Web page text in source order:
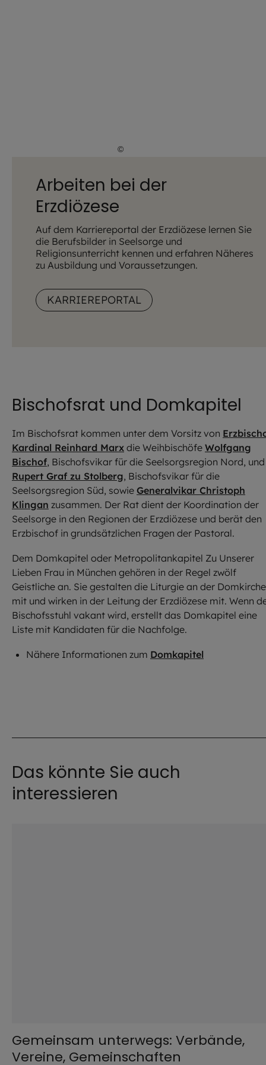
©
Arbeiten bei der
Erzdiözese
Auf dem Karriereportal der Erzdiözese lernen Sie
die Berufsbilder in Seelsorge und
Religionsunterricht kennen und erfahren Näheres
zu Ausbildung und Voraussetzungen.
KARRIEREPORTAL
Bischofsrat und Domkapitel
Im Bischofsrat kommen unter dem Vorsitz von
Kardinal Reinhard Marx die Weihbischöfe Wolfgang
Bischof, Bischofsvikar für die Seelsorgsregion Nord, und
Rupert Graf zu Stolberg, Bischofsvikar für die
Seelsorgsregion Süd, sowie Generalvikar Christoph
Klingan zusammen. Der Rat dient der Koordination der
Seelsorge in den Regionen der Erzdiözese und berät den
Erzbischof in grundsätzlichen Fragen der Pastoral.
Dem Domkapitel oder Metropolitankapitel Zu Unserer
Lieben Frau in München gehören in der Regel zwölf
Geistliche an. Sie gestalten die Liturgie an der Domkirche
mit und wirken in der Leitung der Erzdiözese mit. Wenn
Bischofsstuhl vakant wird, erstellt das Domkapitel eine
Liste mit Kandidaten für die Nachfolge.
Nähere Informationen zum Domkapitel
Das könnte Sie auch
interessieren
Gemeinsam unterwegs: Verbände,
Vereine, Gemeinschaften